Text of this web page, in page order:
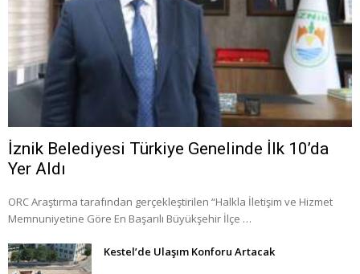
İznik Belediyesi Türkiye Genelinde İlk 10’da
Yer Aldı
ORC Araştırma tarafından gerçekleştirilen “Halkla İletişim ve Hizmet
Memnuniyetine Göre En Başarılı Büyükşehir İlçe …
Kestel’de Ulaşım Konforu Artacak